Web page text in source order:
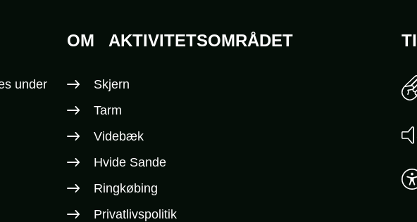
under
OM AKTIVITETSOMRÅDET
Skjern
Tarm
Videbæk
Hvide Sande
Ringkøbing
Privatlivspolitik